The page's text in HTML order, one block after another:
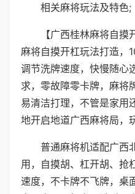
相关麻将玩法及特色;
【广西桂林麻将自
麻将自摸开杠玩法打造，
调节洗牌速度，快慢随心
求，零故障零卡牌，麻将
易清洁打理，不管是家用
地开启地道广西麻将局，
普通麻将机适配广西
用，自摸胡、杠开胡、抢
速度，不卡牌不飞牌，桌